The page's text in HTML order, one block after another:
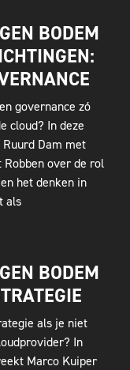
BODEM
governance zó
cloud? In deze
Dam met
over de rol
het denken in
als
BODEM
als je niet
In
Marco Kuiper